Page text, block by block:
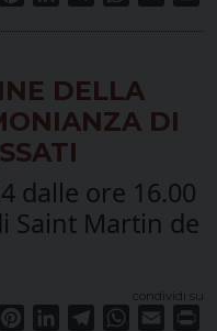
DELLA
DI
dalle ore 16.00
Saint Martin de
condividi su
PinterestLinkedInTelegramWhatsApp
Email